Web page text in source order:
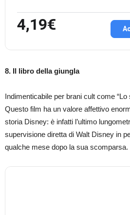
4,19€
8. Il libro della giungla
Indimenticabile per brani cult come “Lo
Questo film ha un valore affettivo
storia Disney: è infatti l’ultimo
supervisione diretta di Walt Disney in
qualche mese dopo la sua scomparsa.